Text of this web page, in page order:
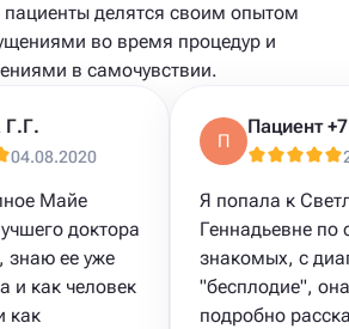
пациенты делятся своим опытом
во время процедур и
в самочувствии.
Г.Г.
04.08.2020
Майе
доктора
знаю ее уже
и как человек
как
П
Я попала к
Геннадьевне по
знакомых, с
"бесплодие​",
подробно